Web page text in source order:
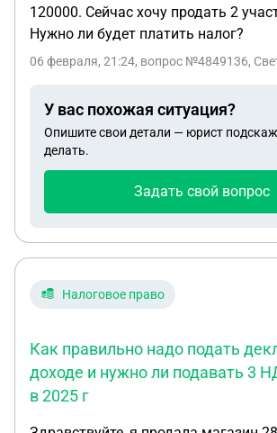
120000. Сейчас хочу продать 2
Нужно ли будет платить налог?
06 февраля, 21:24, вопрос №4849136,
У вас похожая ситуация?
Опишите свои детали — юрист
делать.
Задать свой вопрос
Налоговое право
Как правильно надо подать
доходе и нужно ли подавать 3
в 2025 г